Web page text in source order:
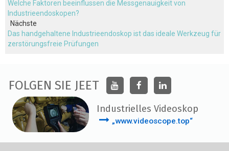
Welche Faktoren beeinflussen die Messgenauigkeit von
Industrieendoskopen?
Nächste
Das handgehaltene Industrieendoskop ist das ideale Werkzeug für
zerstörungsfreie Prüfungen
FOLGEN SIE JEET
Industrielles Videoskop
„www.videoscope.top“